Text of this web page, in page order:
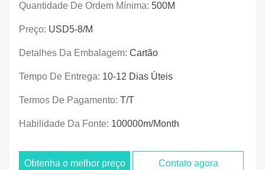
Quantidade De Ordem Mínima: 500M
Preço: USD5-8/M
Detalhes Da Embalagem: Cartão
Tempo De Entrega: 10-12 Dias Úteis
Termos De Pagamento: T/T
Habilidade Da Fonte: 100000m/Month
Obtenha o melhor preço Contato agora